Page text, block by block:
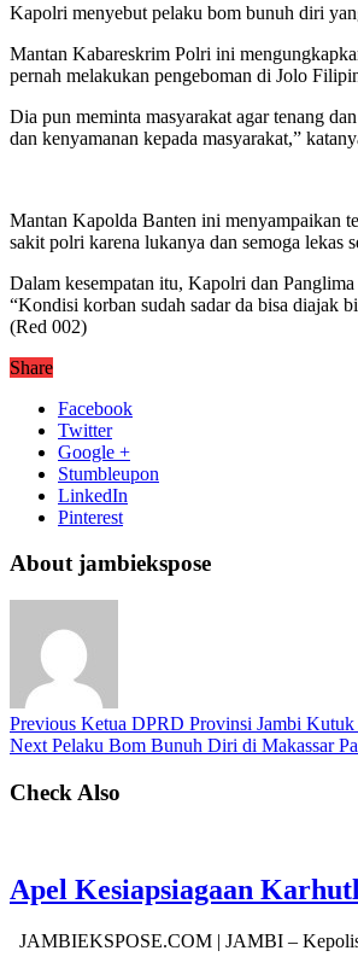
Kapolri menyebut pelaku bom bunuh diri
Mantan Kabareskrim Polri ini
pernah melakukan pengeboman di Jolo
Dia pun meminta masyarakat agar tenang
dan kenyamanan kepada masyarakat,”
Mantan Kapolda Banten ini menyampaikan
sakit polri karena lukanya dan semoga lekas
Dalam kesempatan itu, Kapolri dan
“Kondisi korban sudah sadar da bisa diajak
(Red 002)
Share
Facebook
Twitter
Google +
Stumbleupon
LinkedIn
Pinterest
About jambiekspose
Previous Ketua DPRD Provinsi Jambi
Next Pelaku Bom Bunuh Diri di Makassar
Check Also
Apel Kesiapsiagaan
JAMBIEKSPOSE.COM | JAMBI –